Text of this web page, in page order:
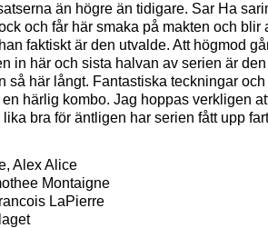
än högre än tidigare. Sar Ha
och får här smaka på makten och blir
faktiskt är den utvalde. Att högmod
in här och sista halvan av serien är
så här långt. Fantastiska teckningar och
härlig kombo. Jag hoppas verkligen
bra för äntligen har serien fått upp
Alex Alice
Montaigne
LaPierre